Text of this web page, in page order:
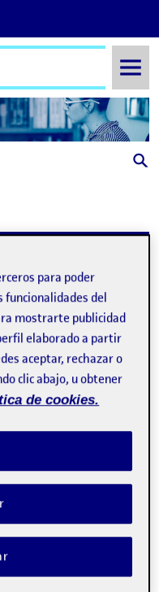
pm
en PEC 06 – Culto al Movimiento
para poder
del
mostrarte publicidad
elaborado a partir
aceptar, rechazar o
clic abajo, u obtener
de cookies.